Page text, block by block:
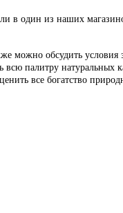
в один из наших
можно обсудить
всю палитру
все богатство